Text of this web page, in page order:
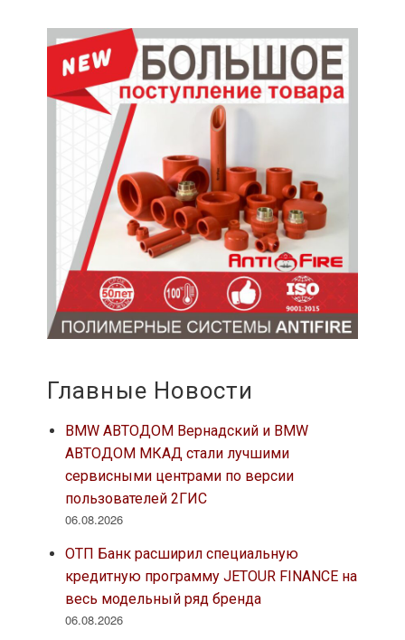
Главные Новости
BMW АВТОДОМ Вернадский и BMW
АВТОДОМ МКАД стали лучшими
сервисными центрами по версии
пользователей 2ГИС
06.08.2026
ОТП Банк расширил специальную
кредитную программу JETOUR FINANCE на
весь модельный ряд бренда
06.08.2026